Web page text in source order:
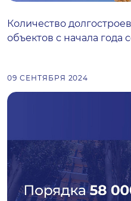
Количество
объектов с начала года
09 СЕНТЯБРЯ 2024